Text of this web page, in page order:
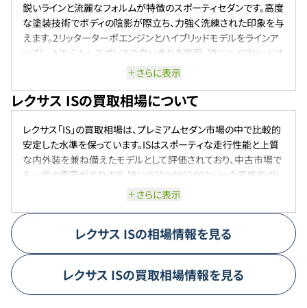
鋭いラインと流麗なフォルムが特徴のスポーティセダンです。高度
な塗装技術でボディの陰影が際立ち、力強く洗練された印象を与
えます。2リッターターボエンジンとハイブリッドモデルをラインア
ップし、どちらもレスポンスの良い走りを実現。特にハイブリッドは
モーターアシストによるスムーズな加速と優れた燃費性能が魅
さらに表示
レクサス ISの買取相場について
レクサス「IS」の買取相場は、プレミアムセダン市場の中で比較的
安定した水準を保っています。ISはスポーティな走行性能と上質
な内外装を兼ね備えたモデルとして評価されており、中古市場で
も一定の需要があります。特にIS350やIS500といった高性能グレ
ードは希少性が高く、相場も比較的強め。一方で、エントリーグレ
場はやや落ち着いている傾向です。また、スポーツセダン全般に
言えることですが、過走行や修復歴がある車両は査定でマイナス
評価になるケースが多く、状態による価格差も大きいのが特徴で
にとどまったこともあり、旧型からの乗り換え需要が一気に高ま
るという状況にはなっていませんが、それでもレクサスブランドな
さらに表示
レクサス ISの相場情報を見る
レクサス ISの買取相場情報を見る